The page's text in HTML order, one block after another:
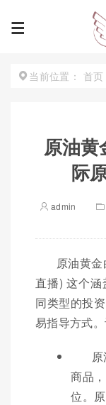
当前位置： 首页
原油
际
admin
原油黄
直播) 这个
同类型的投
易指导方式
商品
位。